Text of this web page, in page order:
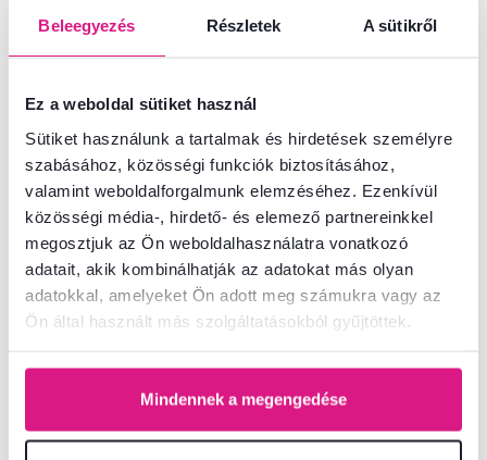
Beleegyezés Részletek A sütikről
Ez a weboldal sütiket használ
Sütiket használunk a tartalmak és hirdetések személyre
szabásához, közösségi funkciók biztosításához,
valamint weboldalforgalmunk elemzéséhez. Ezenkívül
közösségi média-, hirdető- és elemező partnereinkkel
megosztjuk az Ön weboldalhasználatra vonatkozó
adatait, akik kombinálhatják az adatokat más olyan
adatokkal, amelyeket Ön adott meg számukra vagy az
Ön által használt más szolgáltatásokból gyűjtöttek.
Mindennek a megengedése
Térfogat:500 ml
Súly:530 g
Kristályok típusa: kianit
A köveket tartalmazó modul térfogata: 50 ml
A lila kristály jelentése: megértés és kommunikáció
A kristályok cserélhetők
A palack ivóvízre alkalmas
A palack kupakot, modult és kristályokat is
tartalmaz
Magas ellenállóság
Készítse el a saját kristály elixírjét: